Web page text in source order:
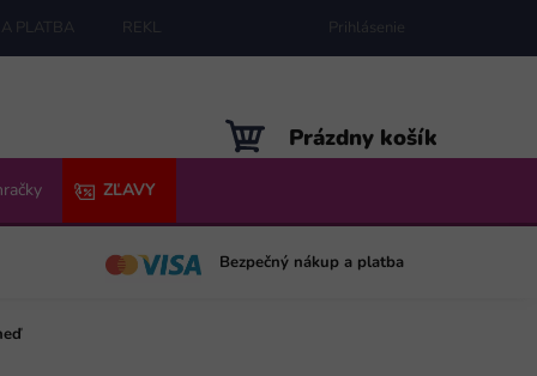
PLATBA REKLAMÁCIE MAPA SERVERU
Prihlásenie
NÁKUPNÝ
KOŠÍK
Prázdny košík
ZĽAVY
Bezpečný nákup a platba